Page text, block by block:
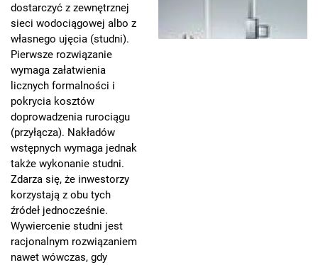
dostarczyć z zewnętrznej
sieci wodociągowej albo z
własnego ujęcia (studni).
Pierwsze rozwiązanie
wymaga załatwienia
licznych formalności i
pokrycia kosztów
doprowadzenia rurociągu
(przyłącza). Nakładów
wstępnych wymaga jednak
także wykonanie studni.
Zdarza się, że inwestorzy
korzystają z obu tych
źródeł jednocześnie.
Wywiercenie studni jest
racjonalnym rozwiązaniem
nawet wówczas, gdy